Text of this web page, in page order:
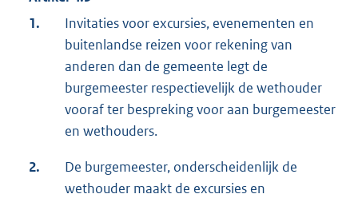
1.
Invitaties voor excursies, evenementen en
buitenlandse reizen voor rekening van
anderen dan de gemeente legt de
burgemeester respectievelijk de wethouder
vooraf ter bespreking voor aan burgemeester
en wethouders.
2.
De burgemeester, onderscheidenlijk de
wethouder maakt de excursies en